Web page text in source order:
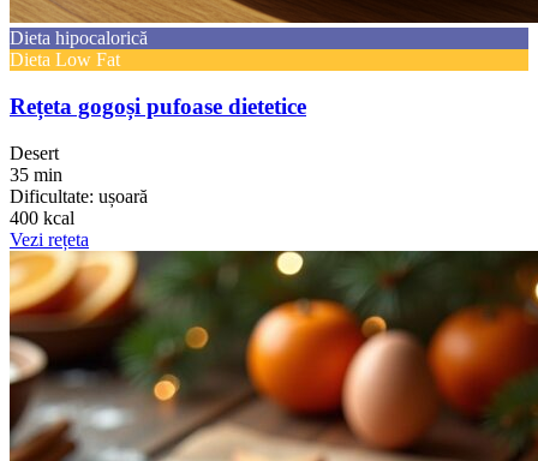
Dieta hipocalorică
Dieta Low Fat
Rețeta gogoși pufoase dietetice
Desert
35 min
Dificultate: ușoară
400 kcal
Vezi rețeta